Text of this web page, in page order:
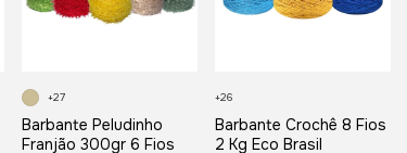
Barbante Peludinho
Franjão 300gr 6 Fios
+27
Barbante Crochê 8 Fios
2 Kg Eco Brasil
+26